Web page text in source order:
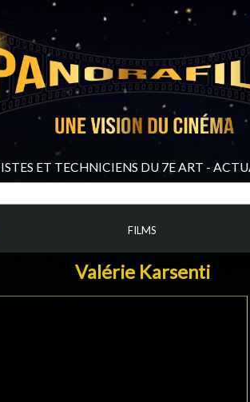
ET TECHNICIENS DU 7E ART -
FILMS
Valérie Karsenti